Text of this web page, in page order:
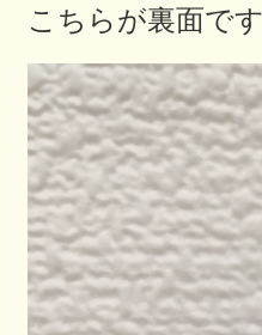
こちらが裏面で